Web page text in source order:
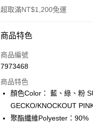
超取滿NT$1,200免運
付款方式
信用卡一次付款
3 期 0 利率 每期 NT$283
合作金庫商業銀行
華南商業銀行
超商取貨付款
商品特色
商品編號
7973468
商品特色
顏色Color： 藍、綠、粉
GECKO/KNOCKOUT
聚酯纖維Polyester：90%